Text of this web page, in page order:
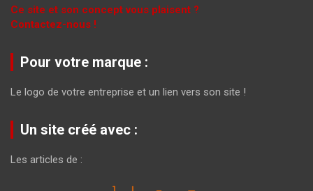
Ce site et son concept vous plaisent ?
Contactez-nous !
Pour votre marque :
Le logo de votre entreprise et un lien vers son site !
Un site créé avec :
Les articles de :